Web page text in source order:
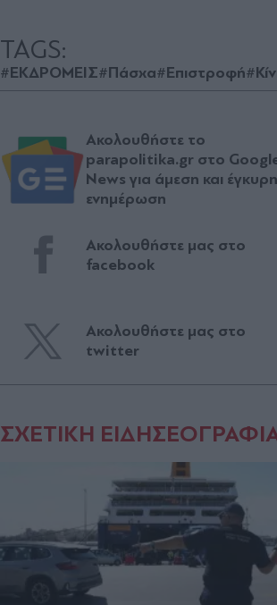
TAGS:
#ΕΚΔΡΟΜΕΙΣ#Πάσχα#Επιστροφή
Ακολουθήστε το
parapolitika.gr στο
News για άμεση και έγκυρη
ενημέρωση
Ακολουθήστε μας στο
facebook
Ακολουθήστε μας στο
twitter
ΣΧΕΤΙΚΗ